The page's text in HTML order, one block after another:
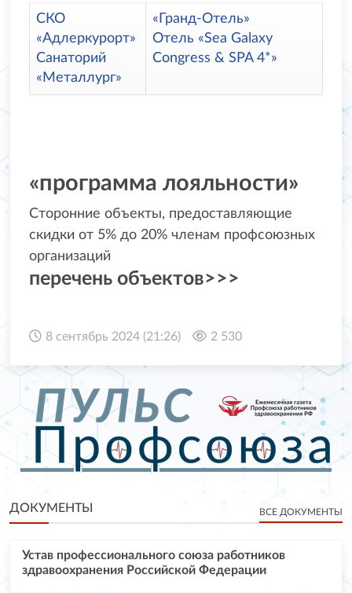
СКО
«Адлеркурорт»
Санаторий
«Металлург»
«Гранд-Отель»
Отель «Sea Galaxy
Congress & SPA 4*»
«программа лояльности»
Сторонние объекты, предоставляющие
скидки от 5% до 20% членам профсоюзных
организаций
перечень объектов>>>
8 сентябрь 2024 (21:26) 2 530
ДОКУМЕНТЫ ВСЕ ДОКУМЕНТЫ
Устав профессионального союза работников
здравоохранения Российской Федерации